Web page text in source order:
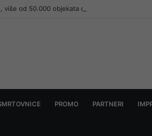
od 50.000 objekata ostalo bez struje
PROMO PARTNERI